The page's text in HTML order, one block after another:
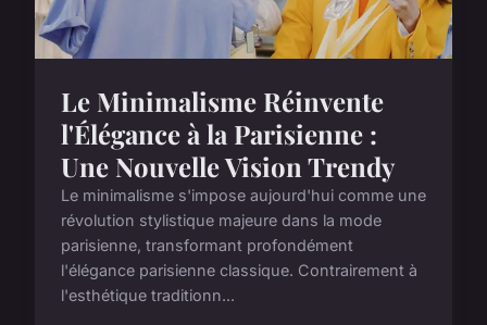
Le Minimalisme Réinvente
l'Élégance à la Parisienne :
Une Nouvelle Vision Trendy
Le minimalisme s'impose aujourd'hui comme une
révolution stylistique majeure dans la mode
parisienne, transformant profondément
l'élégance parisienne classique. Contrairement à
l'esthétique traditionn...